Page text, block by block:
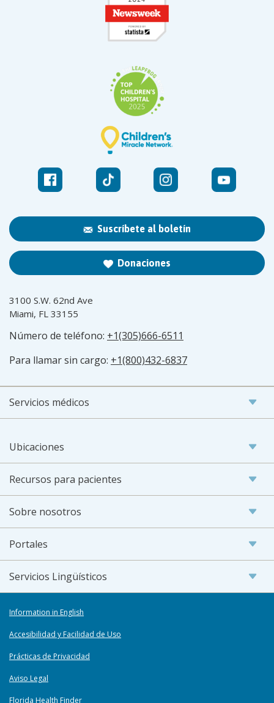
Suscríbete al boletín
Donaciones
3100 S.W. 62nd Ave
Miami, FL 33155
Número de teléfono: +1(305)666-6511
Para llamar sin cargo: +1(800)432-6837
Servicios médicos
Ubicaciones
Recursos para pacientes
Sobre nosotros
Portales
Servicios Lingüísticos
Information in English
Accesibilidad y Facilidad de Uso
Prácticas de Privacidad
Aviso Legal
Florida Health Finder